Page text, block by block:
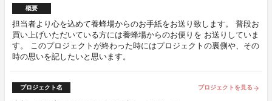
概要
担当者より心を込めて養蜂場からのお手紙をお送り致します。 普段お
買い上げいただいている方には養蜂場からのお便りを お送りしていま
す。 このプロジェクトが終わった時にはプロジェクトの裏側や、その
時の思いを記したいと思います。
プロジェクト名 プロジェクトを見る arrow_forward